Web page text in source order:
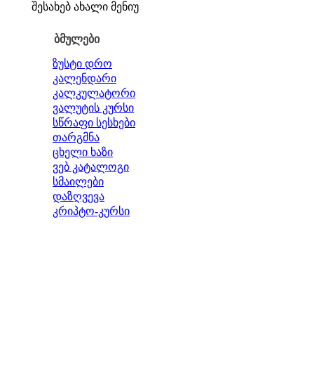
შესახებ ახალი მენიუ
ბმულები
ზუსტი დრო
კალენდარი
კალკულატორი
ვალუტის კურსი
სწრაფი სესხები
თარგმნა
ცხელი ხაზი
ვებ კატალოგი
სმაილები
დაზღვევა
კრიპტო-კურსი